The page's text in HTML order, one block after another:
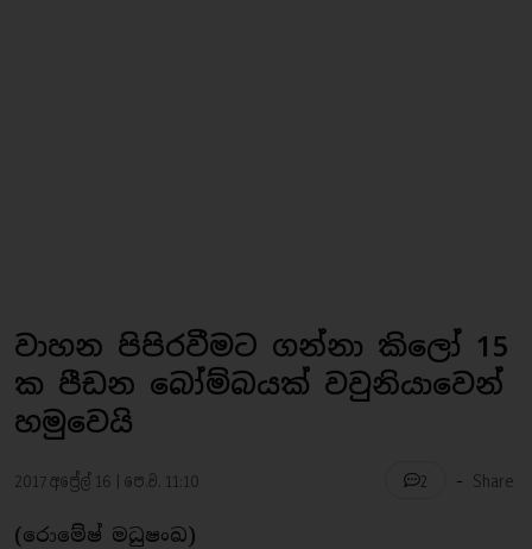
වාහන පිපිරවීමට ගන්නා කිලෝ 15
ක පීඩන බෝම්බයක් වවුනියාවෙන්
හමුවෙයි
2017 අප්‍රේල් 16 | පෙ.ව. 11:10 2 - Share
(රොමේෂ් මධුෂංඛ)